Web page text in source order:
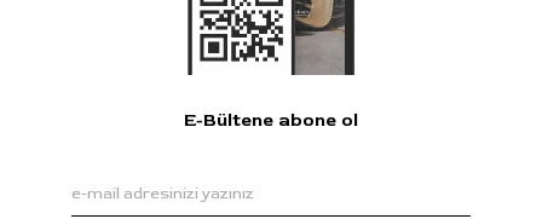
E-Bültene abone ol